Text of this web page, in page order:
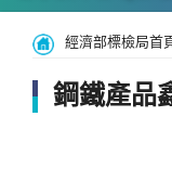
經濟部標檢局首
鋼鐵產品